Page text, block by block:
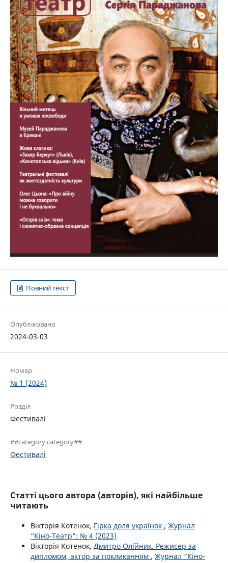
Повний текст
Опубліковано
2024-03-03
Номер
№ 1 (2024)
Розділ
Фестивалі
##category.category##
Фестивалі
Статті цього автора (авторів), які найбільше
читають
Вікторія Котенок, Гірка доля українок , Журнал
“Кіно-Театр”: № 4 (2023)
Вікторія Котенок, Дмитро Олійник. Режисер за
дипломом, актор за покликанням , Журнал “Кіно-